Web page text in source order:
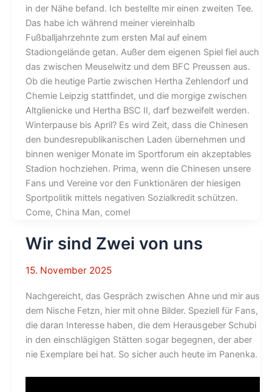
in der Nähe befand. Ich bestellte mir einen zweiten Tee.
Das habe ich während meiner viereinhalb
Fußballjahrzehnte zum ersten Mal auf einem
Stadiongelände getan. Außer dem eigenen Spiel fiel auch
das zwischen Meuselwitz und dem BFC Preussen aus.
Ob die heutige Partie zwischen Hertha Zehlendorf und
Chemie Leipzig stattfindet, und die morgige zwischen
Altglienicke und Hertha BSC II, darf bezweifelt werden.
Winterpause bis April? Es wird Zeit, dass die Chinesen
den bundesrepublikanischen Laden übernehmen und
binnen weniger Monate im Sportforum ein akzeptables
Stadion hochziehen. Prima, wenn die Chinesen unsere
Fans und Vereine vor den Funktionären der hiesigen
Sportpolitik mittels negativen Sozialkredit schützen.
Come, China Man, come!
Wir sind Zwei von uns
15. November 2025
Nachgereicht, das Gespräch zwischen Ahne und mir aus
dem Nische Fetzn, hier mit ohne Bilder. Speziell für Fans,
die daran Interesse haben, die dem Herausgeber Schubi
in den einschlägigen Stätten sogar begegnen, der aber
nie Exemplare bei hat. So sicher auch heute im Panenka.